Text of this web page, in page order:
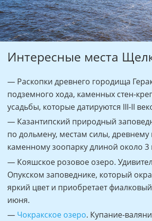
Интересные места
— Раскопки древнего городища
подземного хода, каменных стен-
усадьбы, которые датируются III-II
— Казантипский природный
по дольмену, местам силы,
каменному зоопарку длиной около 3
— Кояшское розовое озеро.
Опукском заповеднике, который
яркий цвет и приобретает
июня.
— Чокракское озеро. Купание-